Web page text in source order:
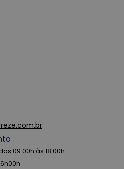
09:00h às 18:00h